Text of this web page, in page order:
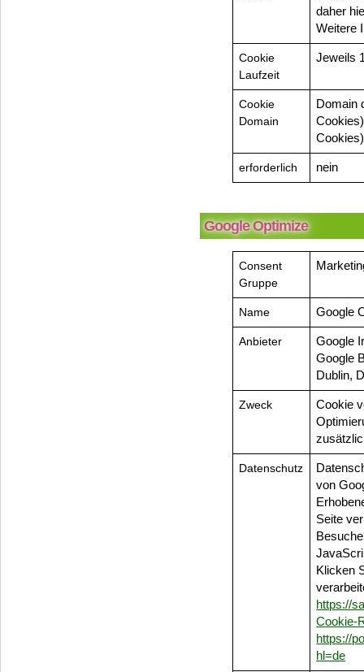
daher
Weitere
Cookie
Laufzeit
Jeweils
Cookie
Domain
Domain
Cookies)
erforderlich nein
Google Optimize
Consent
Gruppe
Name Google
Anbieter
Google
Google
Dublin,
Zweck
Cookie
Datenschutz
von
Seite
Klicken
https://
Cookie-
https://
hl=de